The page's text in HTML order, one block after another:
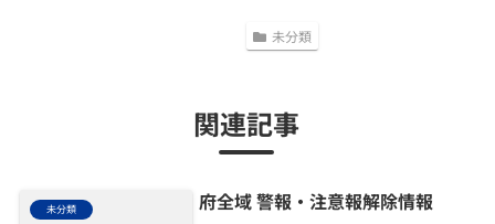
未分類
関連記事
未分類 府全域 警報・注意報解除情報